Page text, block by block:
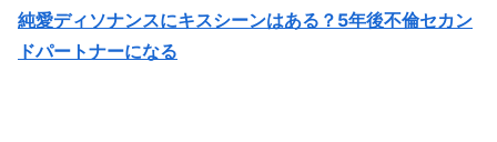
純愛ディソナンスにキスシーンはある？5年後不倫セカン
ドパートナーになる